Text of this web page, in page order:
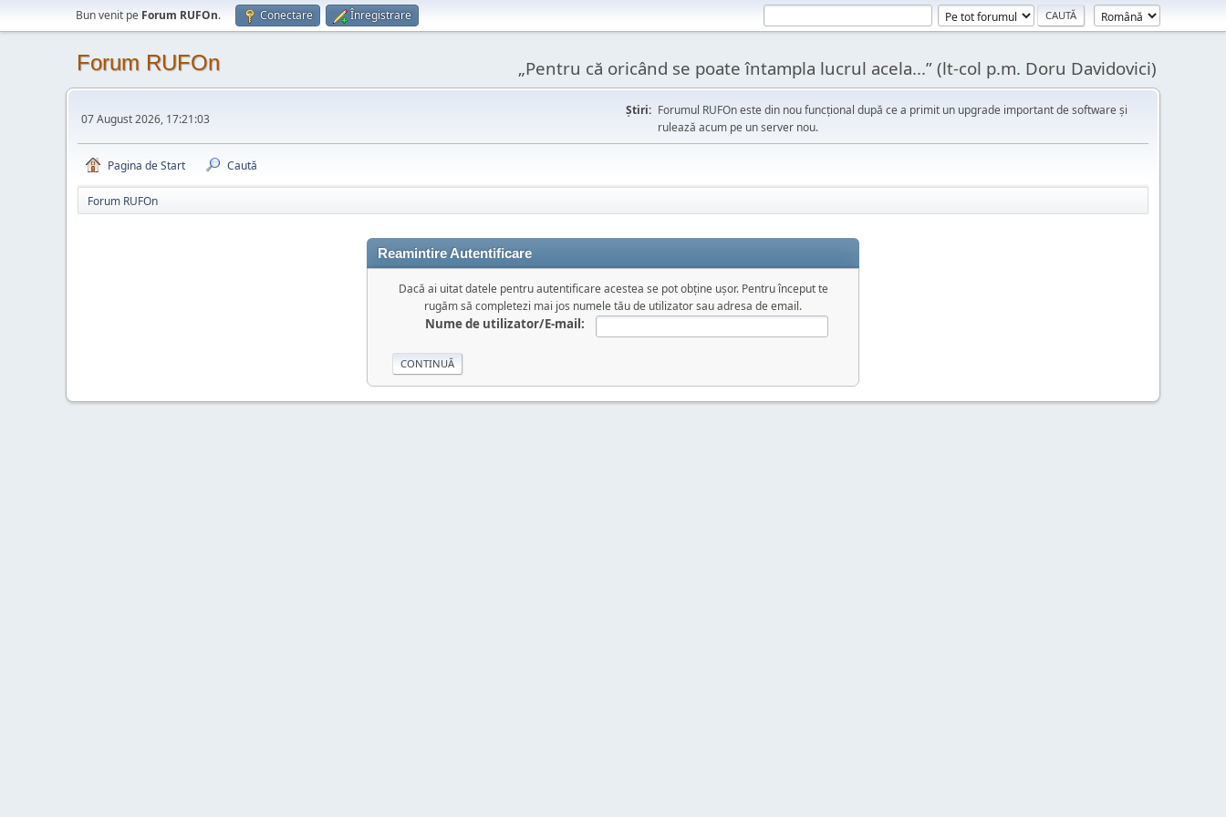
Bun venit pe Forum RUFOn. Conectare Înregistrare
Forum RUFOn „Pentru că oricând se poate întampla lucrul acela...” (lt-col p.m. Doru Davidovici)
07 August 2026, 17:21:03
Ştiri: Forumul RUFOn este din nou funcțional după ce a primit un upgrade important de software și
rulează acum pe un server nou.
Pagina de Start Caută
Forum RUFOn
Reamintire Autentificare
Dacă ai uitat datele pentru autentificare acestea se pot obține ușor. Pentru început te
rugăm să completezi mai jos numele tău de utilizator sau adresa de email.
Nume de utilizator/E-mail: